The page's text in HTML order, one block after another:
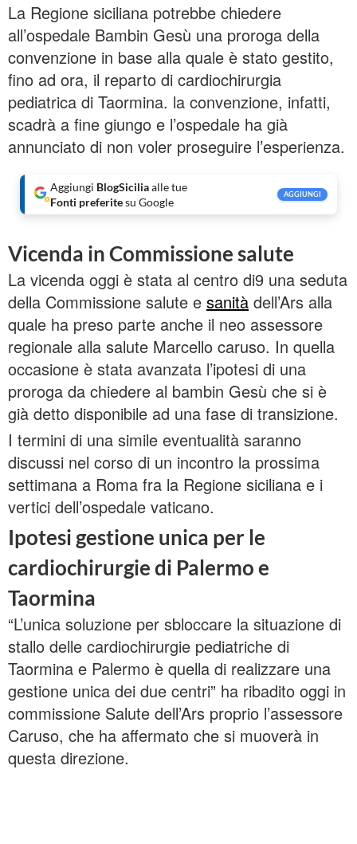
La Regione siciliana potrebbe chiedere
all’ospedale Bambin Gesù una proroga della
convenzione in base alla quale è stato gestito,
fino ad ora, il reparto di cardiochirurgia
pediatrica di Taormina. la convenzione, infatti,
scadrà a fine giungo e l’ospedale ha già
annunciato di non voler proseguire l’esperienza.
Aggiungi BlogSiciliaalle tue
Fonti preferitesu Google
AGGIUNGI
Vicenda in Commissione salute
La vicenda oggi è stata al centro di9 una seduta
della Commissione salute e sanità dell’Ars alla
quale ha preso parte anche il neo assessore
regionale alla salute Marcello caruso. In quella
occasione è stata avanzata l’ipotesi di una
proroga da chiedere al bambin Gesù che si è
già detto disponibile ad una fase di transizione.
I termini di una simile eventualità saranno
discussi nel corso di un incontro la prossima
settimana a Roma fra la Regione siciliana e i
vertici dell’ospedale vaticano.
Ipotesi gestione unica per le
cardiochirurgie di Palermo e
Taormina
“L’unica soluzione per sbloccare la situazione di
stallo delle cardiochirurgie pediatriche di
Taormina e Palermo è quella di realizzare una
gestione unica dei due centri” ha ribadito oggi in
commissione Salute dell’Ars proprio l’assessore
Caruso, che ha affermato che si muoverà in
questa direzione.